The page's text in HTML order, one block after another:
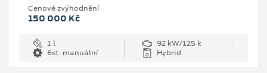
Cenové zvýhodnění
150 000 Kč
1 l
92 kW/125 k
6st. manuální
Hybrid